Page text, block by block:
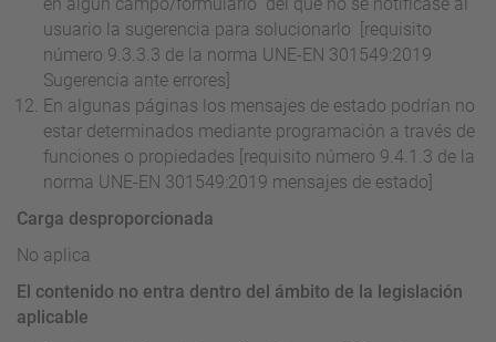
en algún campo/formulario del que no se notificase al
usuario la sugerencia para solucionarlo [requisito
número 9.3.3.3 de la norma UNE-EN 301549:2019
Sugerencia ante errores]
En algunas páginas los mensajes de estado podrían no
estar determinados mediante programación a través de
funciones o propiedades [requisito número 9.4.1.3 de la
norma UNE-EN 301549:2019 mensajes de estado]
Carga desproporcionada
No aplica
El contenido no entra dentro del ámbito de la legislación
aplicable